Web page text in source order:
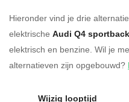
Hieronder vind je drie
elektrische Audi Q4
elektrisch en benzine. Wil je
alternatieven zijn opgebouwd?
Wijzig looptijd